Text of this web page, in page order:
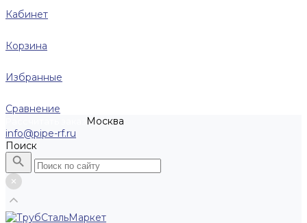
Кабинет
Корзина
Избранные
Сравнение
Москва
info@pipe-rf.ru
Поиск